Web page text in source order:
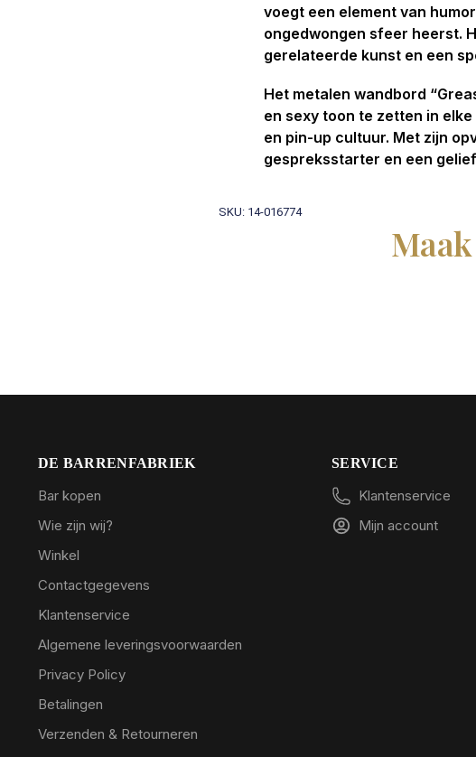
voegt een element van
ongedwongen sfeer heerst.
gerelateerde kunst en een
Het metalen wandbord
en sexy toon te zetten in
en pin-up cultuur. Met zijn
gespreksstarter en een
SKU: 14-016774
DE BARRENFABRIEK
Bar kopen
Wie zijn wij?
Winkel
Contactgegevens
Klantenservice
Algemene leveringsvoorwaarden
Privacy Policy
Betalingen
Verzenden & Retourneren
SERVICE
Klantenservice
Mijn account